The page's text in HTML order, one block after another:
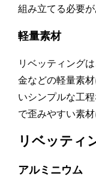
組み立てる必要
軽量素材
リベッティング
金などの軽量素
いシンプルな工
で歪みやすい素材
リベッティ
アルミニウム